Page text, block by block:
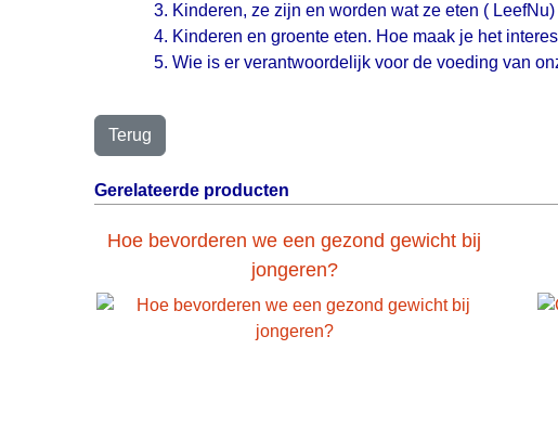
Kinderen, ze zijn en worden wat ze eten ( LeefNu)
Kinderen en groente eten. Hoe maak je het
Wie is er verantwoordelijk voor de voeding van
Gerelateerde producten
Hoe bevorderen we een gezond gewicht bij
jongeren?